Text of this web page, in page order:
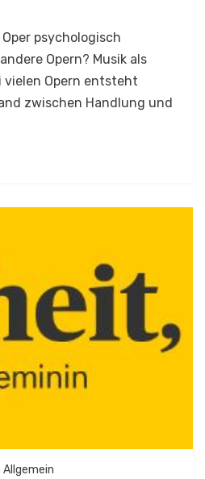
psychologisch
Opern? Musik als
vielen Opern entsteht
zwischen Handlung und
Allgemein